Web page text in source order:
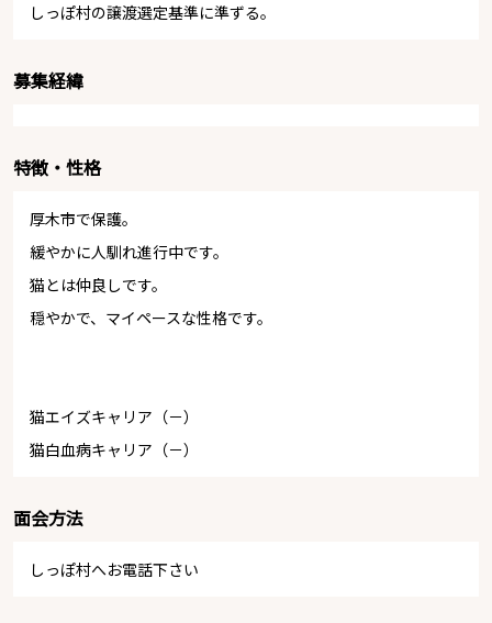
しっぽ村の譲渡選定基準に準ずる。
募集経緯
特徴・性格
厚木市で保護。
緩やかに人馴れ進行中です。
猫とは仲良しです。
穏やかで、マイペースな性格です。
猫エイズキャリア（－）
猫白血病キャリア（－）
面会方法
しっぽ村へお電話下さい